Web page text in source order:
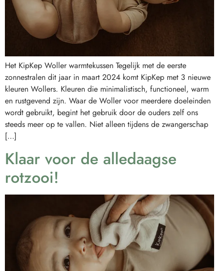
Het KipKep Woller warmtekussen Tegelijk met de eerste
zonnestralen dit jaar in maart 2024 komt KipKep met 3 nieuwe
kleuren Wollers. Kleuren die minimalistisch, functioneel, warm
en rustgevend zijn. Waar de Woller voor meerdere doeleinden
wordt gebruikt, begint het gebruik door de ouders zelf ons
steeds meer op te vallen. Niet alleen tijdens de zwangerschap
[…]
Klaar voor de alledaagse
rotzooi!